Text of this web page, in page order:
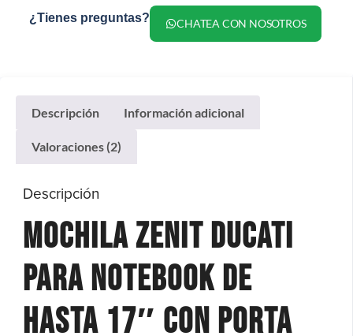
¿Tienes preguntas? CHATEA CON NOSOTROS
Descripción Información adicional
Valoraciones (2)
Descripción
Mochila Zenit Ducati
para Notebook de
hasta 17″ con Porta